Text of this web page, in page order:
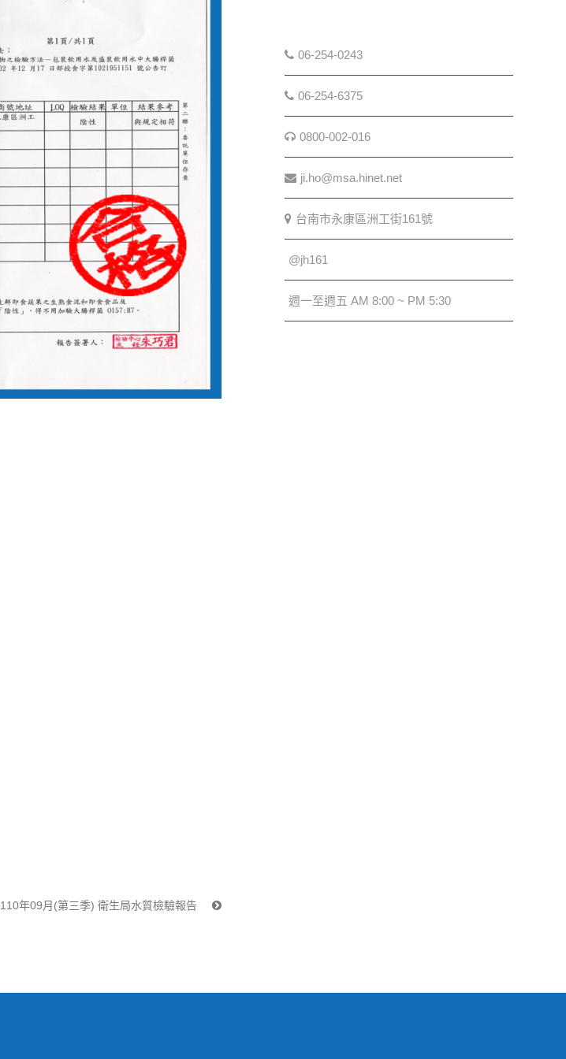
110年09月(第三季) 衛生局水質檢驗報告
06-254-0243
06-254-6375
0800-002-016
ji.ho@msa.hinet.net
台南市永康區洲工街161號
@jh161
週一至週五 AM 8:00 ~ PM 5:30